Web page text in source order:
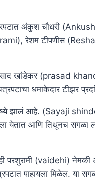
अंकुश चौधरी
रेशम टीपणीस
खांडेकर (prasad
धमाकेदार टीझर
झालं आहे. (Sayaji
येतात आणि तिथूनच सगळा
परशुरामी (vaidehi) नेमकी
पाहायला मिळेल. या